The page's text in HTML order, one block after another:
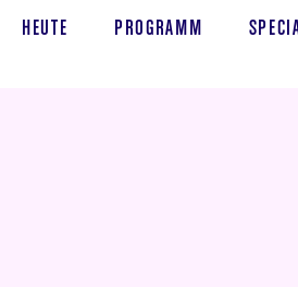
HEUTE PROGRAMM